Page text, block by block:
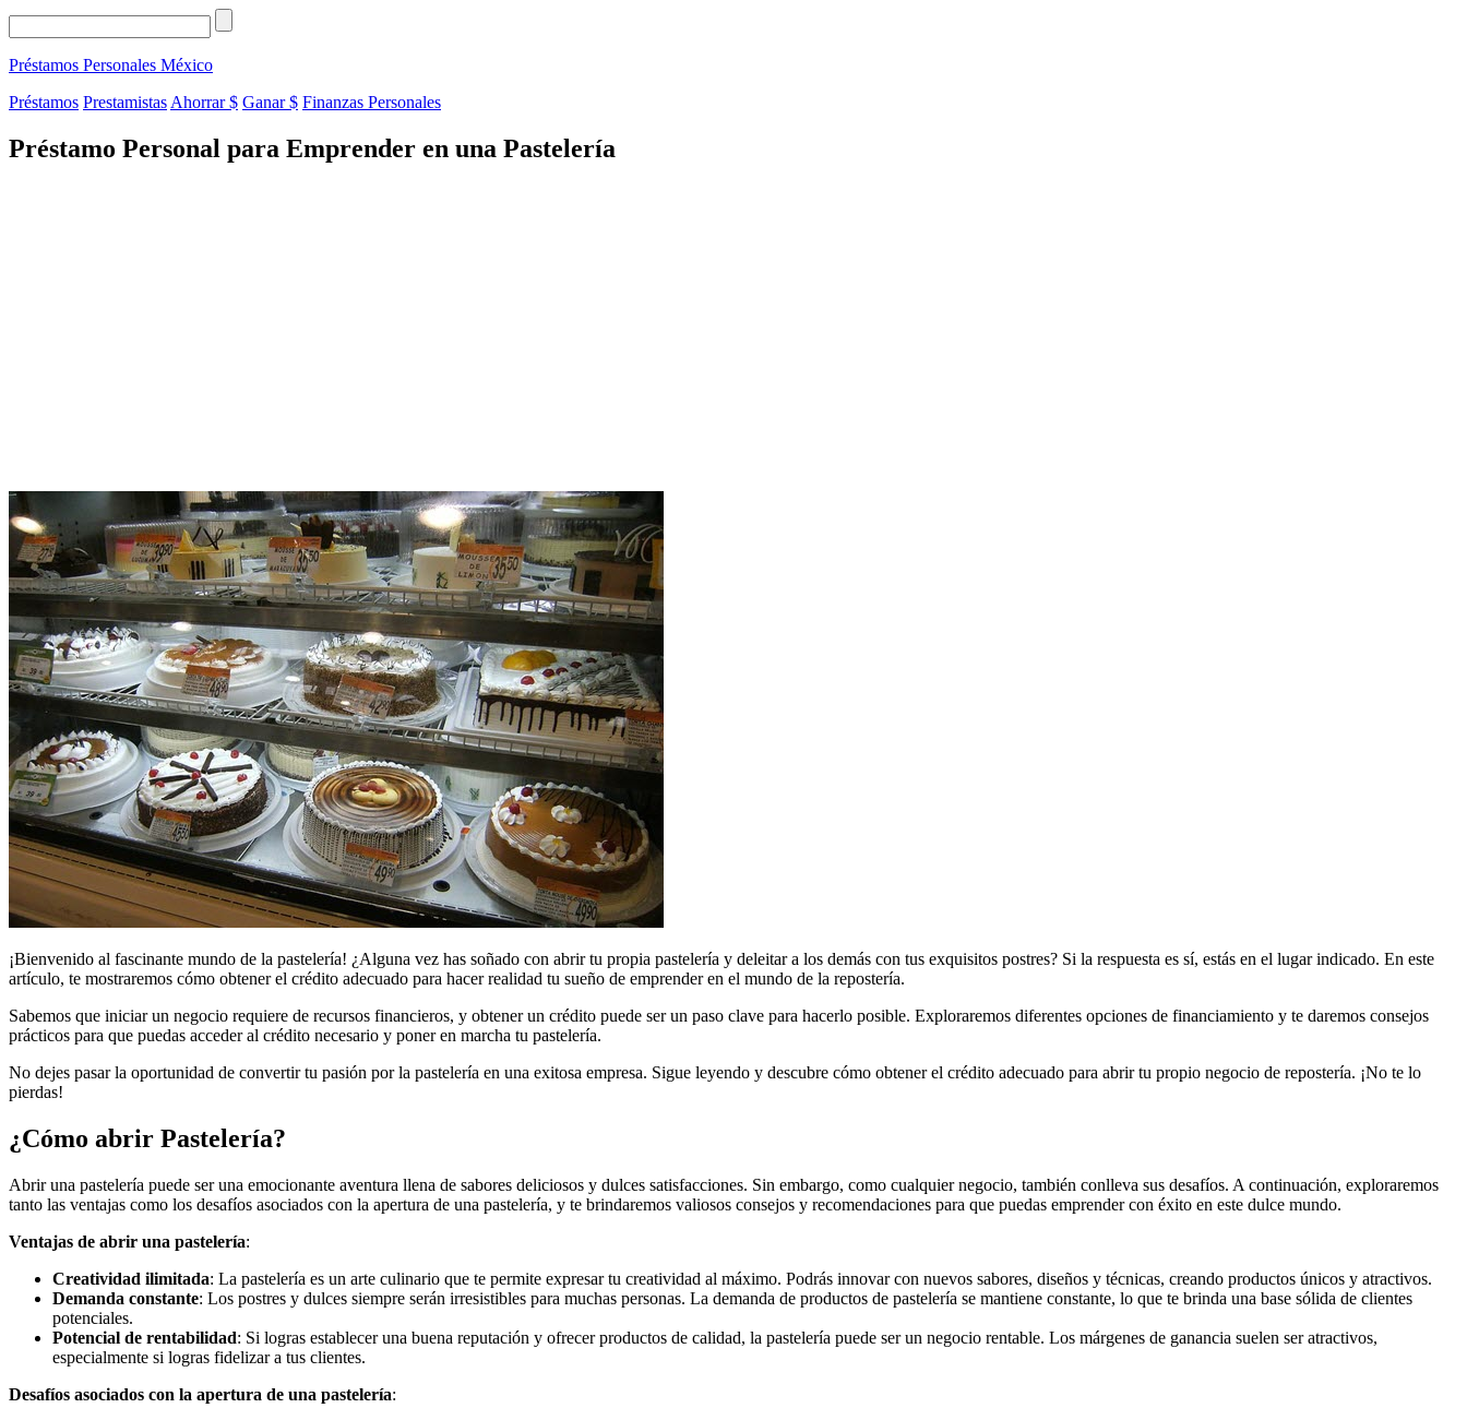
Préstamos Personales México
Préstamos Prestamistas Ahorrar $ Ganar $ Finanzas Personales
Préstamo Personal para Emprender en una Pastelería
¡Bienvenido al fascinante mundo de la pastelería! ¿Alguna vez has soñado con abrir tu propia pastelería y deleitar a los demás con tus exquisitos postres? Si la respuesta es sí, estás en el lugar indicado. En este
artículo, te mostraremos cómo obtener el crédito adecuado para hacer realidad tu sueño de emprender en el mundo de la repostería.
Sabemos que iniciar un negocio requiere de recursos financieros, y obtener un crédito puede ser un paso clave para hacerlo posible. Exploraremos diferentes opciones de financiamiento y te daremos consejos
prácticos para que puedas acceder al crédito necesario y poner en marcha tu pastelería.
No dejes pasar la oportunidad de convertir tu pasión por la pastelería en una exitosa empresa. Sigue leyendo y descubre cómo obtener el crédito adecuado para abrir tu propio negocio de repostería. ¡No te lo
pierdas!
¿Cómo abrir Pastelería?
Abrir una pastelería puede ser una emocionante aventura llena de sabores deliciosos y dulces satisfacciones. Sin embargo, como cualquier negocio, también conlleva sus desafíos. A continuación, exploraremos
tanto las ventajas como los desafíos asociados con la apertura de una pastelería, y te brindaremos valiosos consejos y recomendaciones para que puedas emprender con éxito en este dulce mundo.
Ventajas de abrir una pastelería:
Creatividad ilimitada: La pastelería es un arte culinario que te permite expresar tu creatividad al máximo. Podrás innovar con nuevos sabores, diseños y técnicas, creando productos únicos y atractivos.
Demanda constante: Los postres y dulces siempre serán irresistibles para muchas personas. La demanda de productos de pastelería se mantiene constante, lo que te brinda una base sólida de clientes
potenciales.
Potencial de rentabilidad: Si logras establecer una buena reputación y ofrecer productos de calidad, la pastelería puede ser un negocio rentable. Los márgenes de ganancia suelen ser atractivos,
especialmente si logras fidelizar a tus clientes.
Desafíos asociados con la apertura de una pastelería: